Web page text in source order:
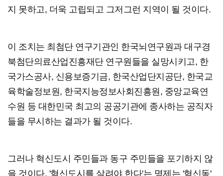
지 못하고, 더욱 고립되고 그저그런 지역이 될 것이다.
이 조치는 최첨단 연구기관인 한국뇌연구원과 대구경
북첨단의료산업진흥재단 연구원들을 실망시키고, 한
국가스공사, 신용보증기금, 한국산업단지공단, 한국교
육학술정보원, 한국지능정보사회진흥원, 중앙교육연
수원 등 대한민국 최고의 공공기관에 종사하는 공직자
들을 무시하는 결과가 될 것이다.
그러나 혁신도시 주민들과 동구 주민들을 포기하지 않
을 것이다. '혁신도시를 살려야 한다'는 명제는 '혁신동'